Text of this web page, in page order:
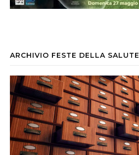
ARCHIVIO FESTE DELLA SALUTE